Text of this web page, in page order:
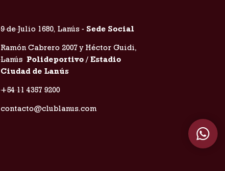
9 de Julio 1680, Lanús - Sede Social
Ramón Cabrero 2007 y Héctor Guidi,
Lanús Polideportivo / Estadio
Ciudad de Lanús
+54 11 4357 9200
contacto@clublanus.com